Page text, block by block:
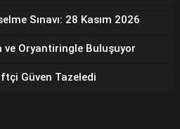
Sınavı: 28 Kasım 2026
ve Oryantiringle Buluşuyor
Güven Tazeledi